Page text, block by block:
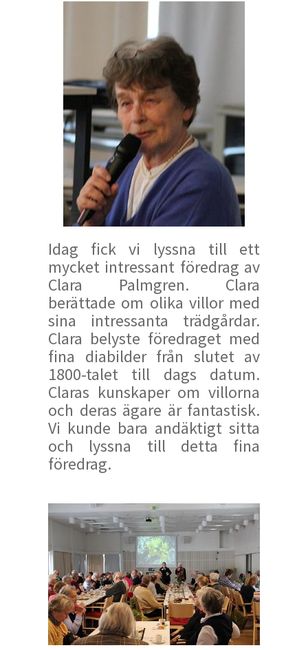
Idag fick vi lyssna till ett
mycket intressant föredrag av
Clara Palmgren. Clara
berättade om olika villor med
sina intressanta trädgårdar.
Clara belyste föredraget med
fina diabilder från slutet av
1800-talet till dags datum.
Claras kunskaper om villorna
och deras ägare är fantastisk.
Vi kunde bara andäktigt sitta
och lyssna till detta fina
föredrag.